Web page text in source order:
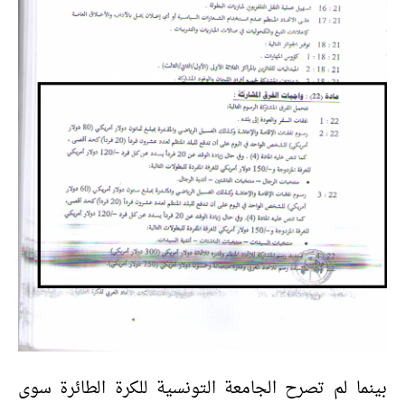
بينما لم تصرح الجامعة التونسية للكرة الطائرة سوى